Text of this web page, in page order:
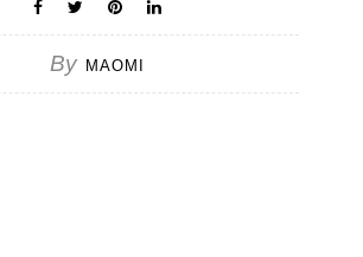
By MAOMI